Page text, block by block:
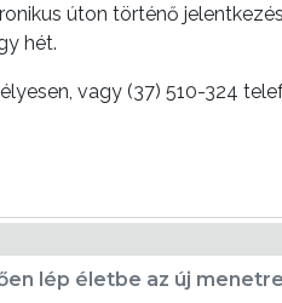
úton történő
hét.
vagy (37) 510-324
lép életbe az új